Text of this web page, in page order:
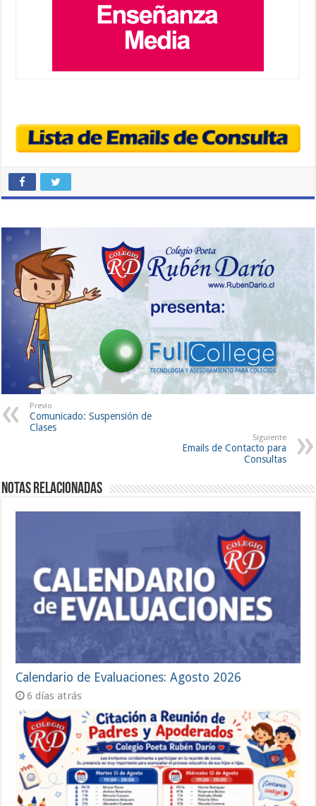
Previo
Comunicado: Suspensión de
Clases
Siguiente
Emails de Contacto para
Consultas
Notas Relacionadas
Calendario de Evaluaciones: Agosto 2026
6 días atrás